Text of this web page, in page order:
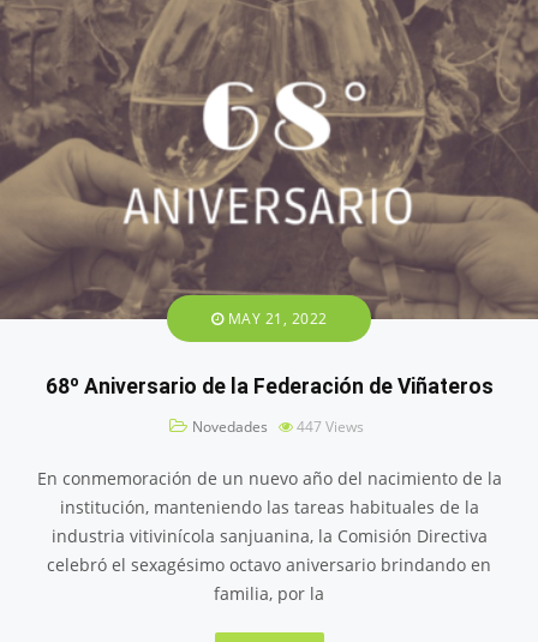
MAY 21, 2022
68º Aniversario de la Federación de Viñateros
Novedades 447 Views
En conmemoración de un nuevo año del nacimiento de la
institución, manteniendo las tareas habituales de la
industria vitivinícola sanjuanina, la Comisión Directiva
celebró el sexagésimo octavo aniversario brindando en
familia, por la